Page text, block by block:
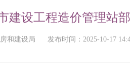
建设工程造价管理站
和建设局 发布时间：2025-10-17